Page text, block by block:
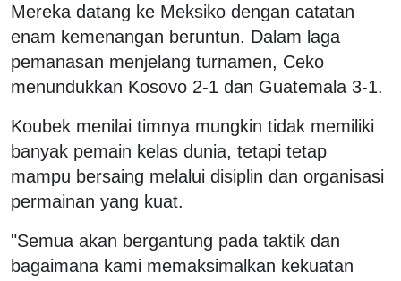
Mereka datang ke Meksiko dengan catatan
enam kemenangan beruntun. Dalam laga
pemanasan menjelang turnamen, Ceko
menundukkan Kosovo 2-1 dan Guatemala 3-1.
Koubek menilai timnya mungkin tidak memiliki
banyak pemain kelas dunia, tetapi tetap
mampu bersaing melalui disiplin dan organisasi
permainan yang kuat.
"Semua akan bergantung pada taktik dan
bagaimana kami memaksimalkan kekuatan